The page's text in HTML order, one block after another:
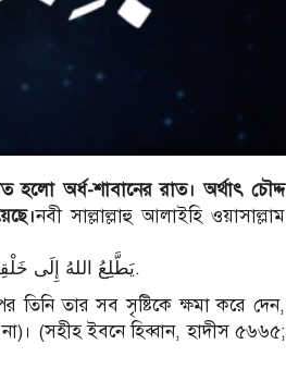
হলো অর্ধ-শাবানের রাত। অর্থাৎ চৌদ্দ
নবী সাল্লাল্লাহু আলাইহি ওয়াসাল্লাম
يَطَّلِعُ اللهُ إِلَى خَلْقِهِ فِي لَيْلَةِ النِّصْفِ مِنْ شَعْبَانَ فَيَغْفِرُ لِجَمِيعِ خَلْقِهِ إِلَّا لِمُشْرِكٍ أَوْ مُشَاحِنٍ.
তিনি তার সব সৃষ্টিকে ক্ষমা করে দেন,
(সহীহ ইবনে হিব্বান, হাদীস ৫৬৬৫;